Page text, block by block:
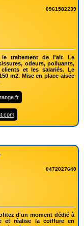
0961582239
le traitement de l'air. Le
odeurs, polluants,
et les salariés. Le
m2. Mise en place aisée
0472027640
d'un moment dédié à
et réalise la coiffure en